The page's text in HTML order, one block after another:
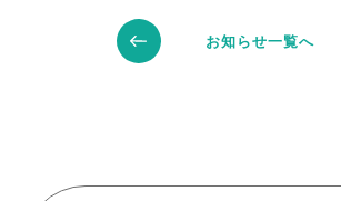
お知らせ一覧へ